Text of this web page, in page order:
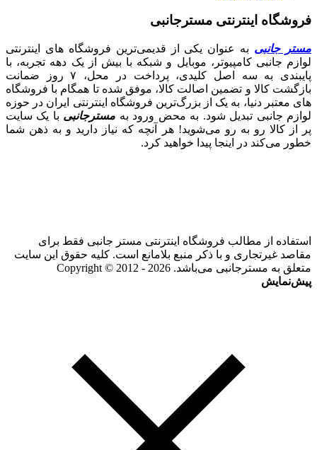
فروشگاه اینترنتی مسترجانبی
مستر جانبی به عنوان یکی از قدیمی‌ترین فروشگاه های اینترنتی
لوازم جانبی کامپیوتر، موبایل و شبکه با بیش از یک دهه تجربه، با
پایبندی به سه اصل کلیدی، پرداخت در محل، ۷ روز ضمانت
بازگشت کالا و تضمین اصالت کالا، موفق شده تا همگام با فروشگاه‌
های معتبر دنیا، به یک از بزرگ‌ترین فروشگاه اینترنتی ایران در حوزه
لوازم جانبی تبدیل شود. به محض ورود به مسترجانبی با یک سایت
پر از کالا رو به رو می‌شوید! هر آنچه که نیاز دارید و به ذهن شما
خطور می‌کند در اینجا پیدا خواهید کرد.
استفاده از مطالب فروشگاه اینترنتی مستر جانبی فقط برای
مقاصد غیرتجاری و با ذکر منبع بلامانع است. کلیه حقوق این سایت
متعلق به مسترجانبی می‌باشد. Copyright © 2012 - 2026
پیش‌نمایش